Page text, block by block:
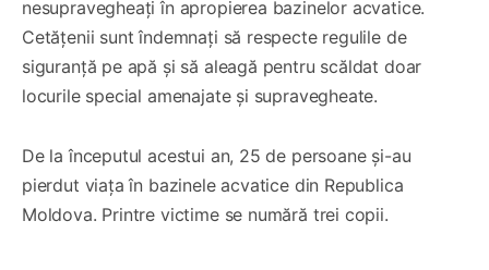
nesupravegheați în apropierea bazinelor acvatice.
Cetățenii sunt îndemnați să respecte regulile de
siguranță pe apă și să aleagă pentru scăldat doar
locurile special amenajate și supravegheate.
De la începutul acestui an, 25 de persoane și-au
pierdut viața în bazinele acvatice din Republica
Moldova. Printre victime se numără trei copii.